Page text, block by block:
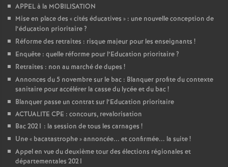
APPEL à la MOBILISATION
Mise en place des «cités éducatives » : une nouvelle conception de
l’éducation prioritaire?
Réforme des retraites : risque majeur pour les enseignants !
Enquête : quelle réforme pour l’Education prioritaire?
Retraites : non au marché de dupes !
Annonces du 5 novembre sur le bac : Blanquer profite du contexte
sanitaire pour accélérer la casse du lycée et du bac!
Blanquer passe un contrat sur l’Education prioritaire
ACTUALITE CPE : concours, revalorisation
Bac 2021 : la session de tous les carnages !
Une « bacatastrophe» annoncée... et confirmée... la suite!
Appel en vue du deuxième tour des élections régionales et
départementales 2021